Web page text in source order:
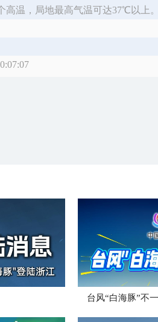
高温，局地最高气温可达37℃以上
台风“白海豚”不